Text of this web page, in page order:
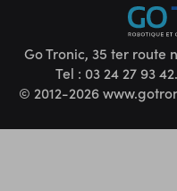
Go Tronic, 35 ter route
Tel : 03 24 27 93
© 2012-2026